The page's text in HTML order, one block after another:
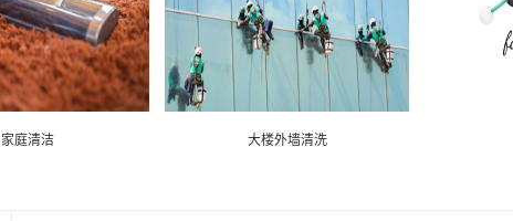
家庭清洁 大楼外墙清洗